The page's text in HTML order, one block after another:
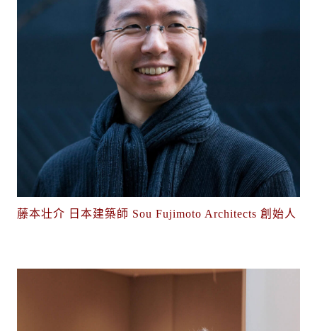
藤本壮介 日本建築師 Sou Fujimoto Architects 創始人